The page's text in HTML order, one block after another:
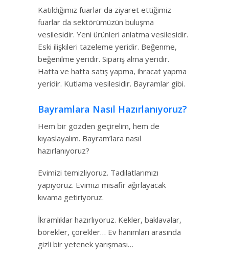
Katıldığımız fuarlar da ziyaret ettiğimiz
fuarlar da sektörümüzün buluşma
vesilesidir. Yeni ürünleri anlatma vesilesidir.
Eski ilişkileri tazeleme yeridir. Beğenme,
beğenilme yeridir. Sipariş alma yeridir.
Hatta ve hatta satış yapma, ihracat yapma
yeridir. Kutlama vesilesidir. Bayramlar gibi.
Bayramlara Nasıl Hazırlanıyoruz?
Hem bir gözden geçirelim, hem de
kıyaslayalım. Bayram’lara nasıl
hazırlanıyoruz?
Evimizi temizliyoruz. Tadilatlarımızı
yapıyoruz. Evimizi misafir ağırlayacak
kıvama getiriyoruz.
İkramlıklar hazırlıyoruz. Kekler, baklavalar,
börekler, çörekler… Ev hanımları arasında
gizli bir yetenek yarışması…